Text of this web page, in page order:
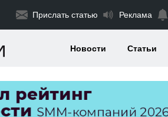
Прислать статью Реклама
Новости Статьи